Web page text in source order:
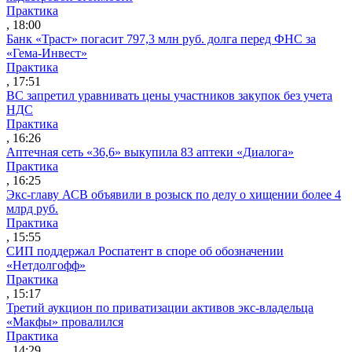
Практика
, 18:00
Банк «Траст» погасит 797,3 млн руб. долга перед ФНС за
«Гема-Инвест»
Практика
, 17:51
ВС запретил уравнивать цены участников закупок без учета
НДС
Практика
, 16:26
Аптечная сеть «36,6» выкупила 83 аптеки «Диалога»
Практика
, 16:25
Экс-главу АСВ объявили в розыск по делу о хищении более 4
млрд руб.
Практика
, 15:55
СИП поддержал Роспатент в споре об обозначении
«Нетдолгофф»
Практика
, 15:17
Третий аукцион по приватизации активов экс-владельца
«Макфы» провалился
Практика